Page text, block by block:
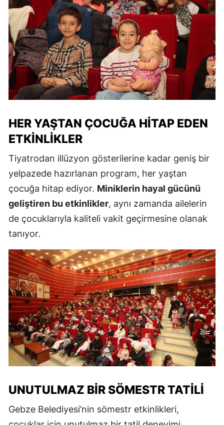
HER YAŞTAN ÇOCUĞA HITAP EDEN
ETKINLIKLER
Tiyatrodan illüzyon gösterilerine kadar geniş bir
yelpazede hazırlanan program, her yaştan
çocuğa hitap ediyor. Miniklerin hayal gücünü
geliştiren bu etkinlikler, aynı zamanda ailelerin
de çocuklarıyla kaliteli vakit geçirmesine olanak
tanıyor.
UNUTULMAZ BIR SÖMESTR TATILI
Gebze Belediyesi’nin sömestr etkinlikleri,